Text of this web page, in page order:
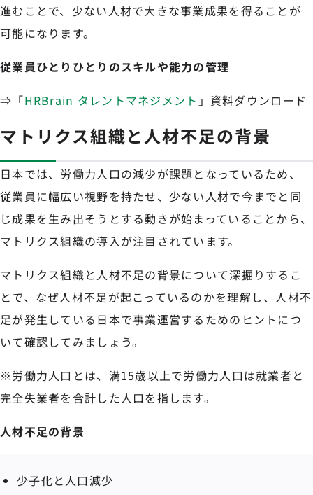
進むことで、少ない人材で大きな事業成果を得ることが
可能になります。
従業員ひとりひとりのスキルや能力の管理
⇒「HRBrain タレントマネジメント 」資料ダウンロード
マトリクス組織と人材不足の背景
日本では、労働力人口の減少が課題となっているため、
従業員に幅広い視野を持たせ、少ない人材で今までと同
じ成果を生み出そうとする動きが始まっていることから、
マトリクス組織の導入が注目されています。
マトリクス組織と人材不足の背景について深掘りするこ
とで、なぜ人材不足が起こっているのかを理解し、人材不
足が発生している日本で事業運営するためのヒントにつ
いて確認してみましょう。
※労働力人口とは、満15歳以上で労働力人口は就業者と
完全失業者を合計した人口を指します。
人材不足の背景
少子化と人口減少